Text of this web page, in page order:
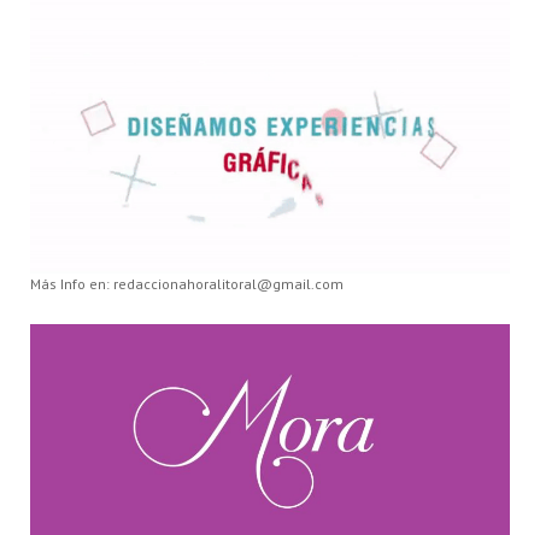
Más Info en: redaccionahoralitoral@gmail.com